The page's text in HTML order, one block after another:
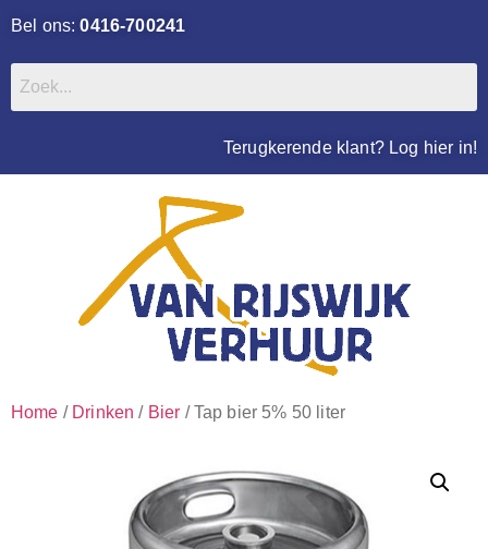
Bel ons:0416-700241
Terugkerende klant? Log hier in!
Home / Drinken / Bier / Tap bier 5% 50 liter